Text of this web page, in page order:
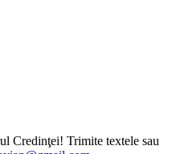
Credinţei! Trimite textele sau